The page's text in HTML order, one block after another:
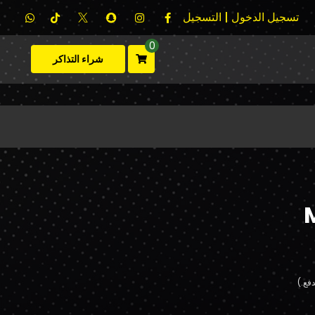
تسجيل الدخول | التسجيل
0
شراء التذاكر